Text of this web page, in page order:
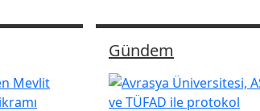
Gündem